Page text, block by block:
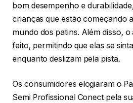
bom desempenho e
crianças que estão começando
mundo dos patins. Além disso, o
feito, permitindo que elas se
enquanto deslizam pela pista.
Os consumidores elogiaram o
Semi Profissional Conect pela